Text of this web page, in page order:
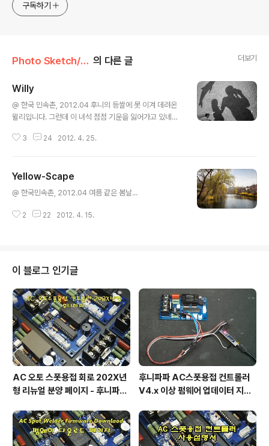
구독하기
Photo Sketch/-scape 의 다른 글 더보기
Willy
@ 한국 민속촌, 2012.04 후니의 등쌀에 못 이겨 데려온
윌리입니다. 그런데 이 녀석 점점 기운을 잃어가고 있네
가 궁금하신 분께 「더 코브」라는 영화 일시청을 권합니다.
3 24 2012. 4. 25.
Yellow-Scape
@ 한국민속촌, 2012.04 여름 같은 봄날...
2 22 2012. 4. 15.
이 블로그 인기글
AC 오토 스폿용접 회로 202X년
형 리뉴얼 분양 페이지 - 후니파파
후니파파 AC스폿용접 컨트롤러
V4.x 이상 펌웨어 업데이터 지그